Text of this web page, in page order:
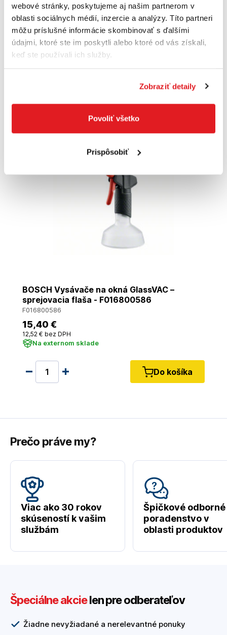
webové stránky, poskytujeme aj našim partnerom v
oblasti sociálnych médií, inzercie a analýzy. Títo partneri
môžu príslušné informácie skombinovať s ďalšími
údajmi, ktoré ste im poskytli alebo ktoré od vás získali,
keď ste používali ich služby.
Zobraziť detaily
Povoliť všetko
Prispôsobiť
okná / stierka
06008B7000
82,00 €
73,70 €
Na externom sklade
Do košíka
BOSCH Vysávače na okná GlassVAC –
sprejovacia flaša - F016800586
F016800586
15,40 €
12,52 € bez DPH
Na externom sklade
Do košíka
Prečo práve my?
Viac ako 30 rokov
skúseností k vašim
službám
Špičkové odborné
poradenstvo v
oblasti produktov
Špeciálne akcielen pre odberateľov
Žiadne nevyžiadané a nerelevantné ponuky